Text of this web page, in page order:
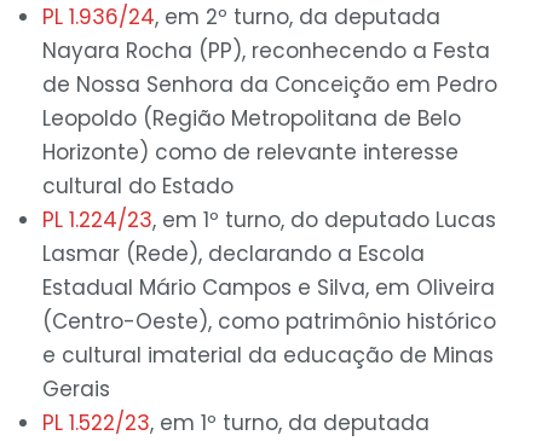
PL 1.936/24, em 2º turno, da deputada
Nayara Rocha (PP), reconhecendo a Festa
de Nossa Senhora da Conceição em Pedro
Leopoldo (Região Metropolitana de Belo
Horizonte) como de relevante interesse
cultural do Estado
PL 1.224/23, em 1º turno, do deputado Lucas
Lasmar (Rede), declarando a Escola
Estadual Mário Campos e Silva, em Oliveira
(Centro-Oeste), como patrimônio histórico
e cultural imaterial da educação de Minas
Gerais
PL 1.522/23, em 1º turno, da deputada